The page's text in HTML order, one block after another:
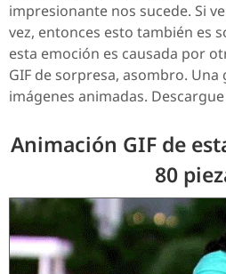
impresionante nos sucede. Si
vez, entonces esto también es
esta emoción es causada por
GIF de sorpresa, asombro.
imágenes animadas.
Animación GIF de
80